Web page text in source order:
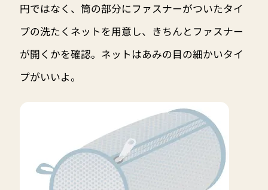
円ではなく、筒の部分にファスナーがついたタイ
プの洗たくネットを用意し、きちんとファスナー
が開くかを確認。ネットはあみの目の細かいタイ
プがいいよ。